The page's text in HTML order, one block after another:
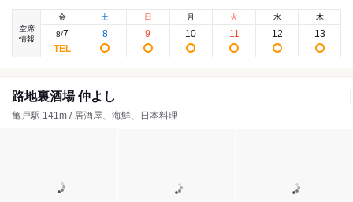
空席
情報
金
8/7
土
8
日
9
月
10
火
11
水
12
木
13
路地裏酒場 仲よし
亀戸駅 141m / 居酒屋、海鮮、日本料理